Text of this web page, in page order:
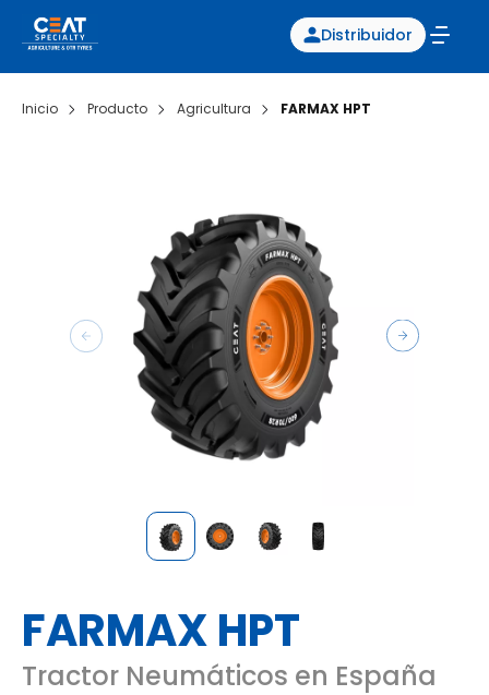
Distribuidor
Inicio Producto Agricultura FARMAX HPT
FARMAX HPT
Tractor Neumáticos en España